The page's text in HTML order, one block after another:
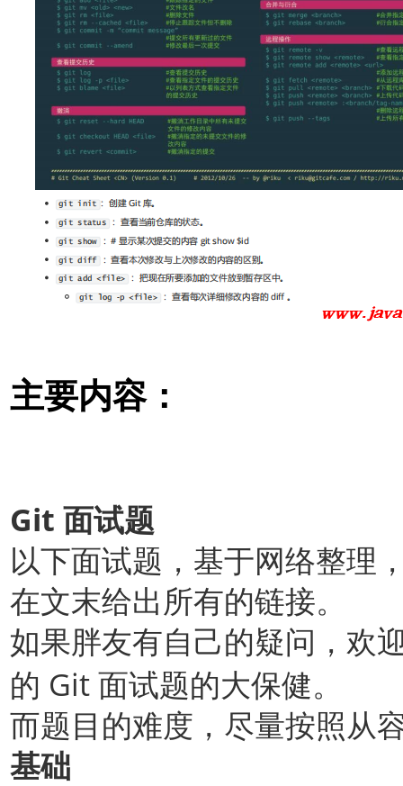
主要内容：
Git 面试题
以下面试题，基于网络整理
在文末给出所有的链接。
如果胖友有自己的疑问，欢
的 Git 面试题的大保健。
而题目的难度，尽量按照从
基础